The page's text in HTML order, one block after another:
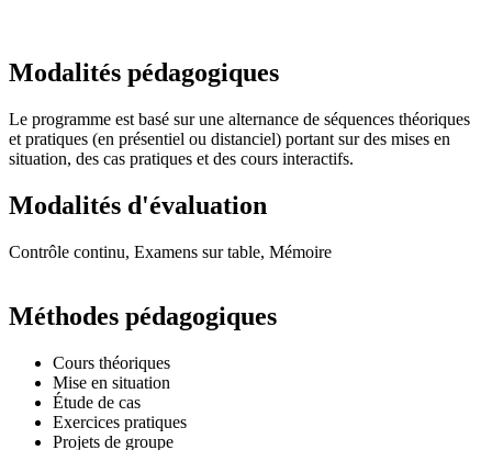
Modalités pédagogiques
Le programme est basé sur une alternance de séquences théoriques
et pratiques (en présentiel ou distanciel) portant sur des mises en
situation, des cas pratiques et des cours interactifs.
Modalités d'évaluation
Contrôle continu, Examens sur table, Mémoire
Méthodes pédagogiques
Cours théoriques
Mise en situation
Étude de cas
Exercices pratiques
Projets de groupe